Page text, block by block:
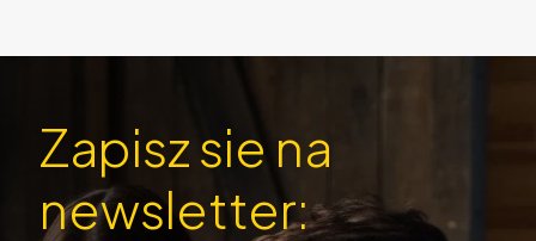
Zapisz sie na
newsletter: